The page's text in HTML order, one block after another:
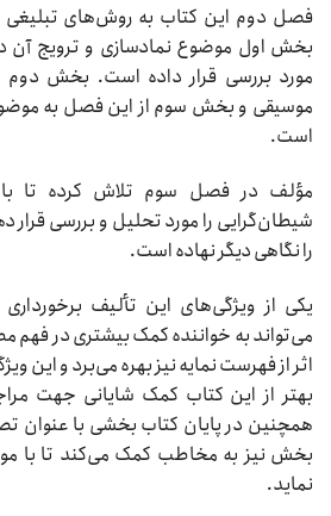
فصل دوم این کتاب به روش‏‌های تبلیغی
بخش اول موضوع نمادسازی و ترویج آن
مورد بررسی قرار داده است. بخش
موسیقی و بخش سوم از این فصل به
است.
مؤلف در فصل سوم تلاش کرده تا
شیطان‌گرایی را مورد تحلیل و بررسی قرار
را نگاهی دیگر نهاده است.
یکی از ویژگی‌‏های این تألیف
می‏‌تواند به خواننده کمک بیشتری در فهم
اثر از فهرست نمایه نیز بهره می‌برد و این
بهتر از این کتاب کمک شایانی جهت
همچنین در پایان کتاب بخشی با عنوان
بخش نیز به مخاطب کمک می‌کند تا با
نماید.